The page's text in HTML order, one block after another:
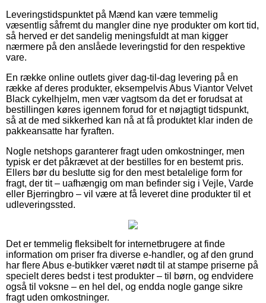
Leveringstidspunktet på Mænd kan være temmelig
væsentlig såfremt du mangler dine nye produkter om kort tid,
så herved er det sandelig meningsfuldt at man kigger
nærmere på den anslåede leveringstid for den respektive
vare.
En række online outlets giver dag-til-dag levering på en
række af deres produkter, eksempelvis Abus Viantor Velvet
Black cykelhjelm, men vær vagtsom da det er forudsat at
bestillingen køres igennem forud for et nøjagtigt tidspunkt,
så at de med sikkerhed kan nå at få produktet klar inden de
pakkeansatte har fyraften.
Nogle netshops garanterer fragt uden omkostninger, men
typisk er det påkrævet at der bestilles for en bestemt pris.
Ellers bør du beslutte sig for den mest betalelige form for
fragt, der tit – uafhængig om man befinder sig i Vejle, Varde
eller Bjerringbro – vil være at få leveret dine produkter til et
udleveringssted.
Det er temmelig fleksibelt for internetbrugere at finde
information om priser fra diverse e-handler, og af den grund
har flere Abus e-butikker været nødt til at stampe priserne på
specielt deres bedst i test produkter – til børn, og endvidere
også til voksne – en hel del, og endda nogle gange sikre
fragt uden omkostninger.